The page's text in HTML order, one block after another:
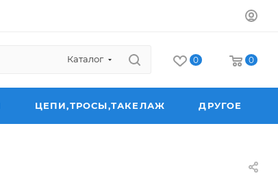
Каталог 0 0
ЦЕПИ,ТРОСЫ,ТАКЕЛАЖ ДРУГОЕ